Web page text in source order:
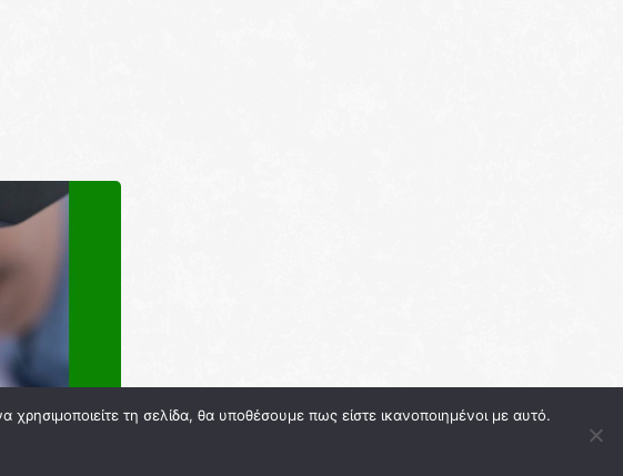
τη σελίδα, θα υποθέσουμε πως είστε ικανοποιημένοι με αυτό.